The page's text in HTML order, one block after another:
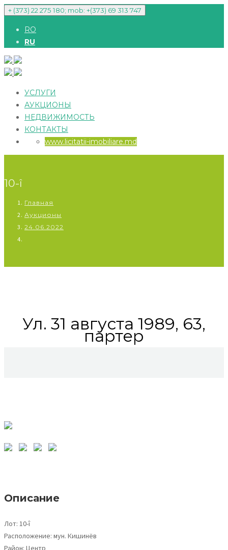
+ (373) 22 275 180; mob: +(373) 69 313 747
RO
RU
УСЛУГИ
АУКЦИОНЫ
НЕДВИЖИМОСТЬ
КОНТАКТЫ
www.licitatii-imobiliare.md
10-î
Главная
Аукционы
24.06.2022
Ул. 31 августа 1989, 63,
партер
Описание
Лот: 10-î
Расположение: мун. Кишинёв
Район: Центр